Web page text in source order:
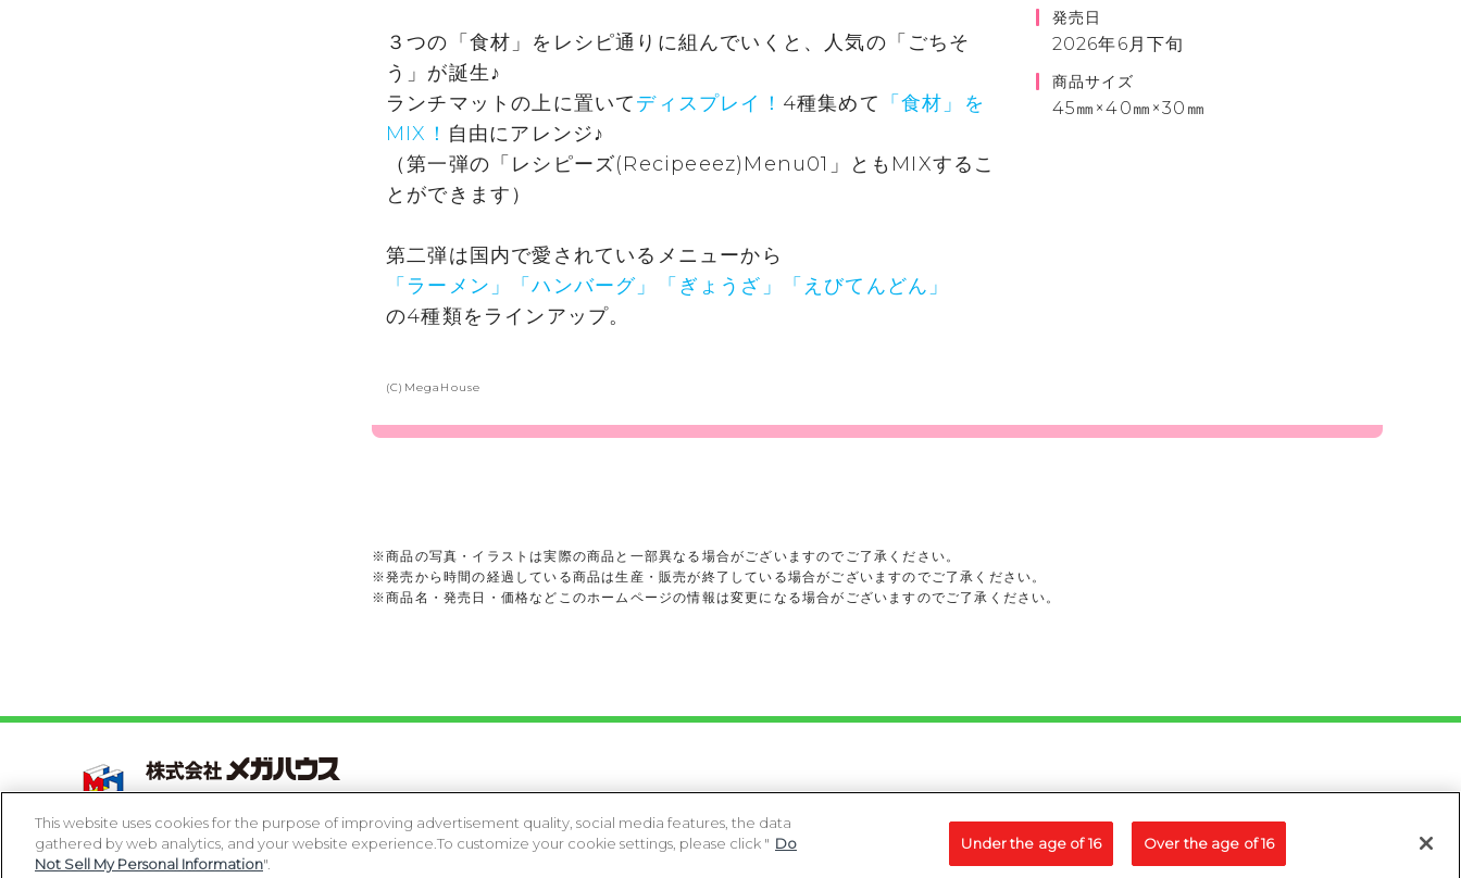
３つの「食材」をレシピ通りに組んでいくと、人気の「ごちそ
う」が誕生♪
ランチマットの上に置いてディスプレイ！ 4種集めて 「食材」を
MIX！ 自由にアレンジ♪
（第一弾の「レシピーズ(Recipeeez)Menu01」ともMIXするこ
とができます）
第二弾は国内で愛されているメニューから
「ラーメン」「ハンバーグ」「ぎょうざ」「えびてんどん」
の4種類をラインアップ。
(C)MegaHouse
発売日
2026年6月下旬
商品サイズ
45㎜×40㎜×30㎜
※商品の写真・イラストは実際の商品と一部異なる場合がございますのでご了承ください。
※発売から時間の経過している商品は生産・販売が終了している場合がございますのでご了承ください。
※商品名・発売日・価格などこのホームページの情報は変更になる場合がございますのでご了承ください。
Copyright 2005-2026 MegaHouse Corporation. All rights reserved.
コピーライト一覧を表示する
This website uses cookies for the purpose of improving advertisement quality, social media features, the data
gathered by web analytics, and your website experience.To customize your cookie settings, please click " Do
Not Sell My Personal Information".
Under the age of 16 Over the age of 16